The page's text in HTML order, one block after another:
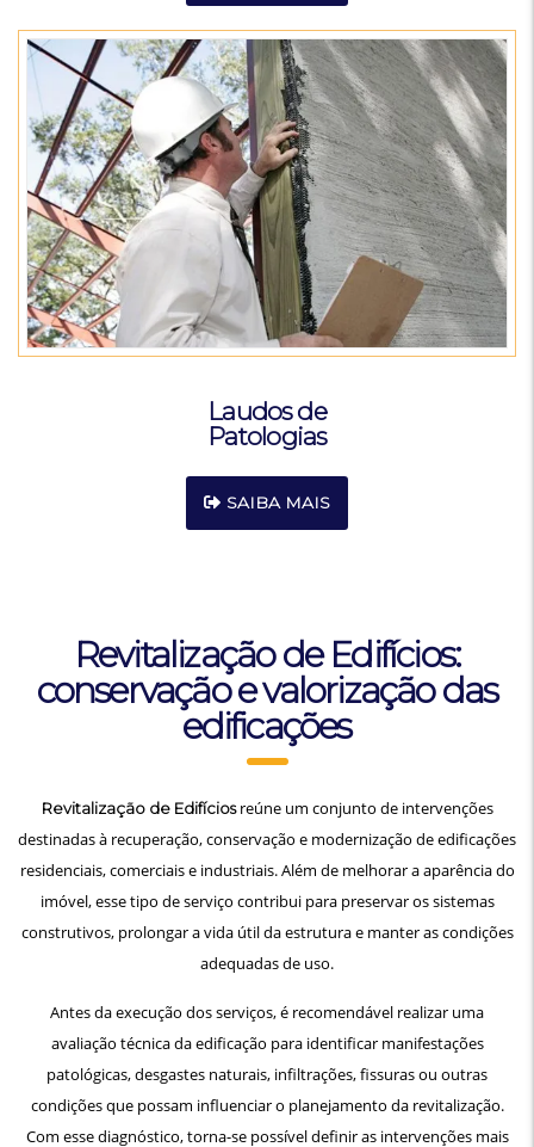
Laudos de
Patologias
SAIBA MAIS
Revitalização de Edifícios:
conservação e valorização das
edificações
Revitalização de Edifíciosreúne um conjunto de intervenções
destinadas à recuperação, conservação e modernização de edificações
residenciais, comerciais e industriais. Além de melhorar a aparência do
imóvel, esse tipo de serviço contribui para preservar os sistemas
construtivos, prolongar a vida útil da estrutura e manter as condições
adequadas de uso.
Antes da execução dos serviços, é recomendável realizar uma
avaliação técnica da edificação para identificar manifestações
patológicas, desgastes naturais, infiltrações, fissuras ou outras
condições que possam influenciar o planejamento da revitalização.
Com esse diagnóstico, torna-se possível definir as intervenções mais